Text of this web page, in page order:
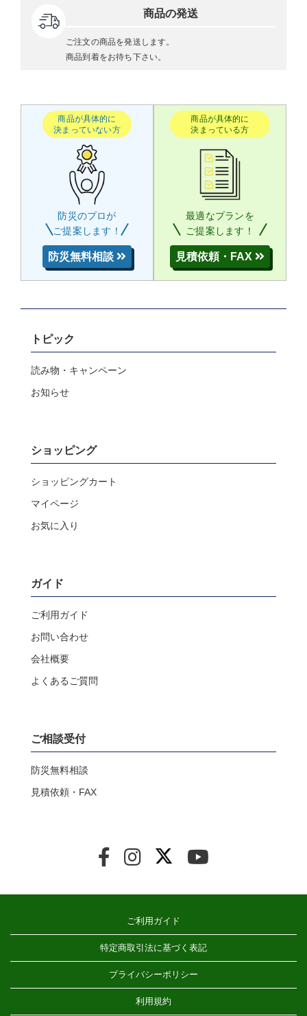
商品の発送
ご注文の商品を発送します。
商品到着をお待ち下さい。
商品が具体的に
決まっていない方
防災のプロが
ご提案します！
防災無料相談
商品が具体的に
決まっている方
最適なプランを
ご提案します！
見積依頼・FAX
トピック
読み物・キャンペーン
お知らせ
ショッピング
ショッピングカート
マイページ
お気に入り
ガイド
ご利用ガイド
お問い合わせ
会社概要
よくあるご質問
ご相談受付
防災無料相談
見積依頼・FAX
ご利用ガイド
特定商取引法に基づく表記
プライバシーポリシー
利用規約